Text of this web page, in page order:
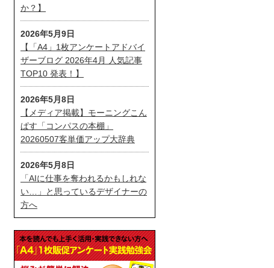
か？】
2026年5月9日
【「A4」1枚アンケートアドバイ
ザーブログ 2026年4月 人気記事
TOP10 発表！】
2026年5月8日
【メディア掲載】モーニングこん
ぱす「コンパスの本棚」
20260507客単価アップ大辞典
2026年5月8日
「AIに仕事を奪われるかもしれな
い…」と思っているデザイナーの
方へ